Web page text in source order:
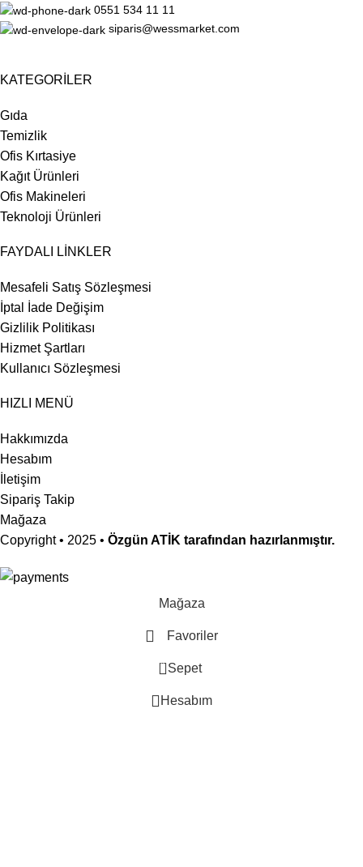
0551 534 11 11
siparis@wessmarket.com
KATEGORİLER
Gıda
Temizlik
Ofis Kırtasiye
Kağıt Ürünleri
Ofis Makineleri
Teknoloji Ürünleri
FAYDALI LİNKLER
Mesafeli Satış Sözleşmesi
İptal İade Değişim
Gizlilik Politikası
Hizmet Şartları
Kullanıcı Sözleşmesi
HIZLI MENÜ
Hakkımızda
Hesabım
İletişim
Sipariş Takip
Mağaza
Copyright• 2025 • Özgün ATİK tarafından hazırlanmıştır.
Mağaza
Favoriler
0 Sepet
Hesabım